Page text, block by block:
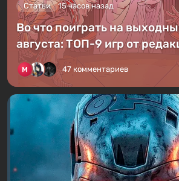
Статьи 15 часов назад
Во что поиграть на
августа: ТОП-9 игр от
47 комментариев